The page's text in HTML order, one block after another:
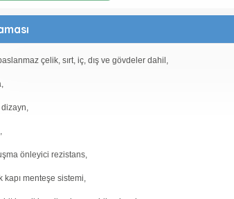
çelik, sırt, iç, dış ve gövdeler dahil,
dizayn,
önleyici rezistans,
kapı menteşe sistemi,